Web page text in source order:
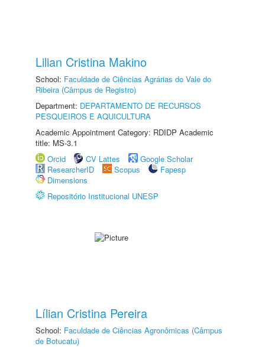
Lilian Cristina Makino
School: Faculdade de Ciências Agrárias do Vale do
Ribeira (Câmpus de Registro)
Department: DEPARTAMENTO DE RECURSOS
PESQUEIROS E AQUICULTURA
Academic Appointment Category: RDIDP Academic
title: MS-3.1
Orcid
CV Lattes
Google Scholar
ResearcherID
Scopus
Fapesp
Dimensions
Repositório Institucional UNESP
Lílian Cristina Pereira
School: Faculdade de Ciências Agronômicas (Câmpus
de Botucatu)